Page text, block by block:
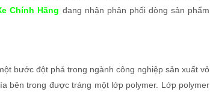
Chính Hãng đang nhận phân phối dòng sản phẩm
bước đột phá trong ngành công nghiệp sản xuất vỏ
bên trong được tráng một lớp polymer. Lớp polymer